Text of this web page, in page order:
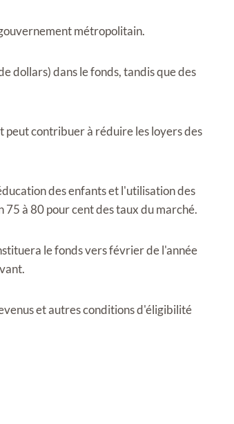
métropolitain.
dollars) dans le fonds, tandis que des
peut contribuer à réduire les loyers des
des enfants et l'utilisation des
à 80 pour cent des taux du marché.
le fonds vers février de l'année
et autres conditions d'éligibilité